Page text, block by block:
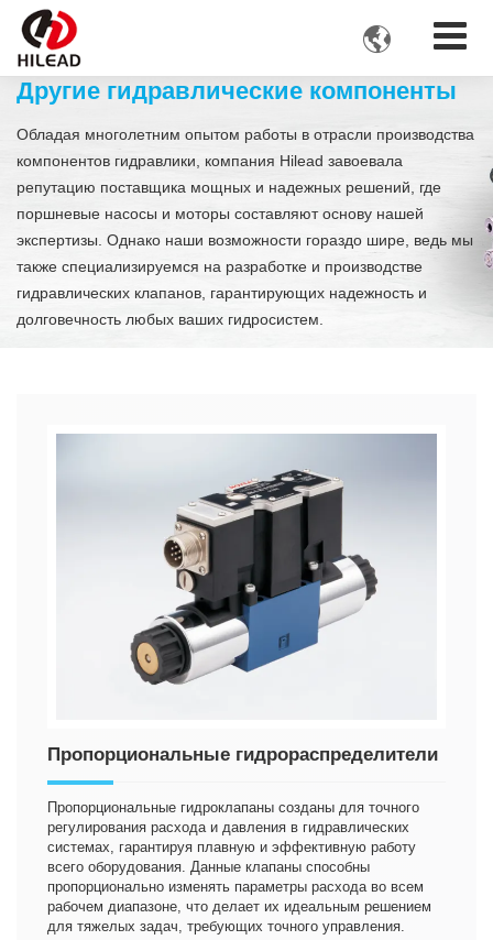

Другие гидравлические компоненты
Обладая многолетним опытом работы в отрасли производства
компонентов гидравлики, компания Hilead завоевала
репутацию поставщика мощных и надежных решений, где
поршневые насосы и моторы составляют основу нашей
экспертизы. Однако наши возможности гораздо шире, ведь мы
также специализируемся на разработке и производстве
гидравлических клапанов, гарантирующих надежность и
долговечность любых ваших гидросистем.
Пропорциональные гидрораспределители
Пропорциональные гидроклапаны созданы для точного
регулирования расхода и давления в гидравлических
системах, гарантируя плавную и эффективную работу
всего оборудования. Данные клапаны способны
пропорционально изменять параметры расхода во всем
рабочем диапазоне, что делает их идеальным решением
для тяжелых задач, требующих точного управления.